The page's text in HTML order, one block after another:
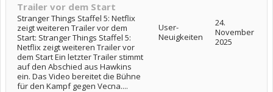
Trailer vor dem Start
Stranger Things Staffel 5: Netflix
zeigt weiteren Trailer vor dem
Start: Stranger Things Staffel 5:
Netflix zeigt weiteren Trailer vor
dem Start Ein letzter Trailer stimmt
auf den Abschied aus Hawkins
ein. Das Video bereitet die Bühne
für den Kampf gegen Vecna....
User-
Neuigkeiten
24.
November
2025